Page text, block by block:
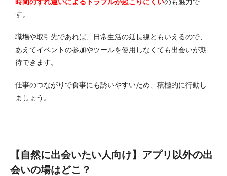
す。
職場や取引先であれば、日常生活の延長線ともいえるので、
あえてイベントの参加やツールを使用しなくても出会いが期
待できます。
仕事のつながりで食事にも誘いやすいため、積極的に行動し
ましょう。
【自然に出会いたい人向け】アプリ以外の出
会いの場はどこ？